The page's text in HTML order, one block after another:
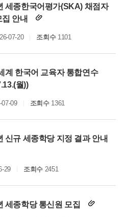
세종한국어평가(SKA) 채점자
안내
07-20 조회수1101
계 한국어 교육자 통합연수
월))
07-09 조회수1361
신규 세종학당 지정 결과 안내
29 조회수2451
세종학당 통신원 모집